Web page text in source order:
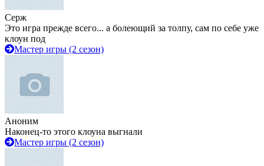
Серж
Это игра прежде всего... а болеющий за толпу, сам по себе уже
клоун под
Мастер игры (2 сезон)
Аноним
Наконец-то этого клоуна выгнали
Мастер игры (2 сезон)